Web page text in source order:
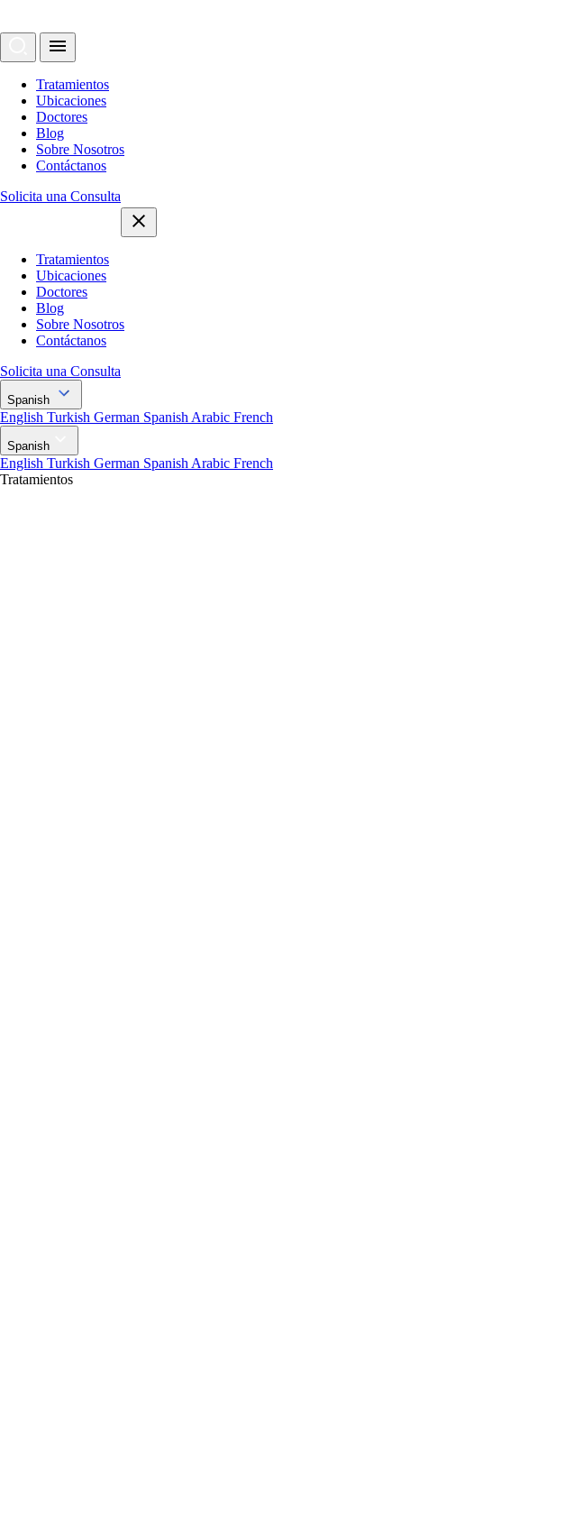
Tratamientos
Ubicaciones
Doctores
Blog
Sobre Nosotros
Contáctanos
Solicita una Consulta
Tratamientos
Ubicaciones
Doctores
Blog
Sobre Nosotros
Contáctanos
Solicita una Consulta
Spanish
English Turkish German Spanish Arabic French
Spanish
English Turkish German Spanish Arabic French
Tratamientos